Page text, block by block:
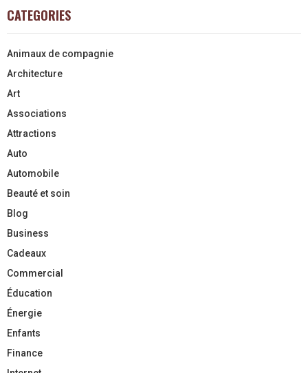
CATEGORIES
Animaux de compagnie
Architecture
Art
Associations
Attractions
Auto
Automobile
Beauté et soin
Blog
Business
Cadeaux
Commercial
Éducation
Énergie
Enfants
Finance